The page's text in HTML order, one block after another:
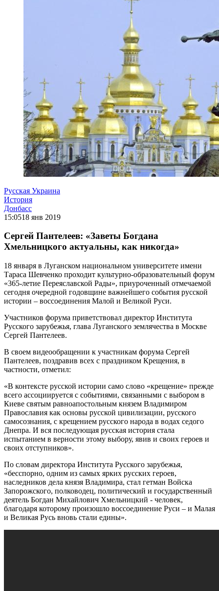
Русская Украина
История
Донбасс
15:0518 янв 2019
Сергей Пантелеев: «Заветы Богдана
Хмельницкого актуальны, как никогда»
18 января в Луганском национальном университете имени
Тараса Шевченко проходит культурно-образовательный форум
«365-летие Переяславской Рады», приуроченный отмечаемой
сегодня очередной годовщине важнейшего события русской
истории – воссоединения Малой и Великой Руси.
Участников форума приветствовал директор Института
Русского зарубежья, глава Луганского землячества в Москве
Сергей Пантелеев.
В своем видеообращении к участникам форума Сергей
Пантелеев, поздравив всех с праздником Крещения, в
частности, отметил:
«В контексте русской истории само слово «крещение» прежде
всего ассоциируется с событиями, связанными с выбором в
Киеве святым равноапостольным князем Владимиром
Православия как основы русской цивилизации, русского
самосознания, с крещением русского народа в водах седого
Днепра. И вся последующая русская история стала
испытанием в верности этому выбору, явив и своих героев и
своих отступников».
По словам директора Института Русского зарубежья,
«бесспорно, одним из самых ярких русских героев,
наследников дела князя Владимира, стал гетман Войска
Запорожского, полководец, политический и государственный
деятель Богдан Михайлович Хмельницкий - человек,
благодаря которому произошло воссоединение Руси – и Малая
и Великая Русь вновь стали едины».